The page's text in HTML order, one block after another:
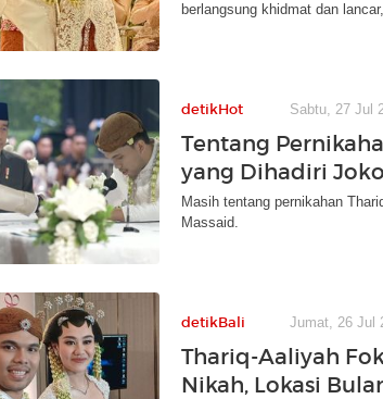
berlangsung khidmat dan
detikHot Sabtu, 27 Jul
Tentang
yang Dihadiri
Masih tentang pernikahan
Massaid.
detikBali Jumat, 26 Jul
Thariq-Aaliyah
Nikah, Lokasi